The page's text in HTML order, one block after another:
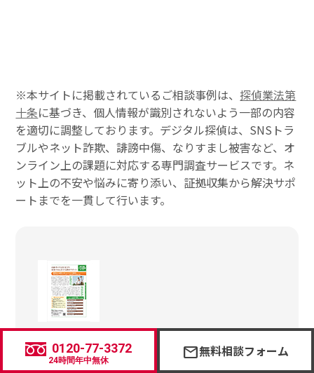
※本サイトに掲載されているご相談事例は、探偵業法第
十条に基づき、個人情報が識別されないよう一部の内容
を適切に調整しております。デジタル探偵は、SNSトラ
ブルやネット詐欺、誹謗中傷、なりすまし被害など、オ
ンライン上の課題に対応する専門調査サービスです。ネ
ット上の不安や悩みに寄り添い、証拠収集から解決サポ
ートまでを一貫して行います。
メディア掲載情報
週刊文春に掲載 2025年6月5日号
0120-77-3372
24時間年中無休 mail無料相談フォーム